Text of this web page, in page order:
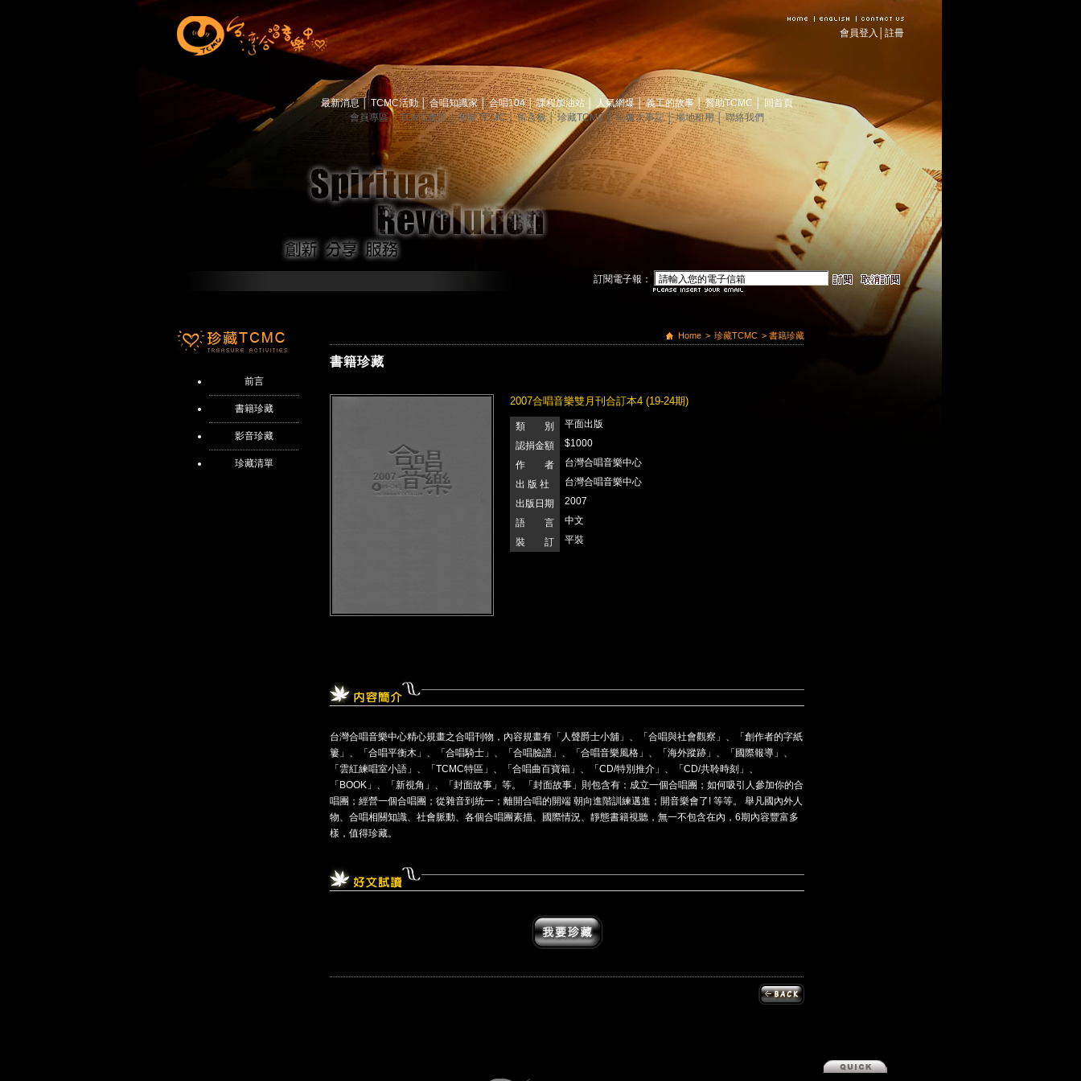
註冊
會員登入
最新消息 TCMC活動│ 合唱知識家│ 合唱104│ 課程加油站 人氣網爆│ 義工的故事 │ 贊助TCMC │ 回首頁
會員專區│ TCMC會訊│ 關於TCMC│ 留言板│ 珍藏TCMC│ 映像大事記│ 場地租用│ 聯絡我們
訂閱電子報：
前言
書籍珍藏
影音珍藏
珍藏清單
Home > 珍藏TCMC > 書籍珍藏
書籍珍藏
2007合唱音樂雙月刊合訂本4 (19-24期)
類 別
平面出版
認捐金額
$1000
作 者
台灣合唱音樂中心
出 版 社
台灣合唱音樂中心
出版日期
2007
語 言
中文
裝 訂
平裝
台灣合唱音樂中心精心規畫之合唱刊物，內容規畫有「人聲爵士小舖」、「合唱與社會觀察」、「創作者的字紙
簍」、「合唱平衡木」、「合唱騎士」、「合唱臉譜」、「合唱音樂風格」、「海外蹤跡」、「國際報導」、
「雲紅練唱室小語」、「TCMC特區」、「合唱曲百寶箱」、「CD/特別推介」、「CD/共聆時刻」、
「BOOK」、「新視角」、「封面故事」等。 「封面故事」則包含有：成立一個合唱團；如何吸引人參加你的合
唱團；經營一個合唱團；從雜音到統一；離開合唱的開端 朝向進階訓練邁進；開音樂會了! 等等。 舉凡國內外人
物、合唱相關知識、社會脈動、各個合唱團素描、國際情況、靜態書籍視聽，無一不包含在內，6期內容豐富多
樣，值得珍藏。